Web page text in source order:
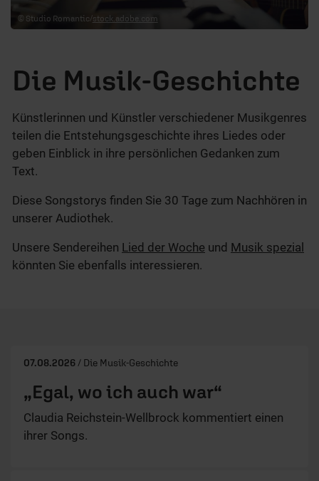
© Studio Romantic/stock.adobe.com
Die Musik-Geschichte
Künstlerinnen und Künstler verschiedener Musikgenres
teilen die Entstehungsgeschichte ihres Liedes oder
geben Einblick in ihre persönlichen Gedanken zum
Text.
Diese Songstorys finden Sie 30 Tage zum Nachhören in
unserer Audiothek.
Unsere Sendereihen Lied der Woche und Musik spezial
könnten Sie ebenfalls interessieren.
07.08.2026 / Die Musik-Geschichte
„Egal, wo ich auch war“
Claudia Reichstein-Wellbrock kommentiert einen
ihrer Songs.